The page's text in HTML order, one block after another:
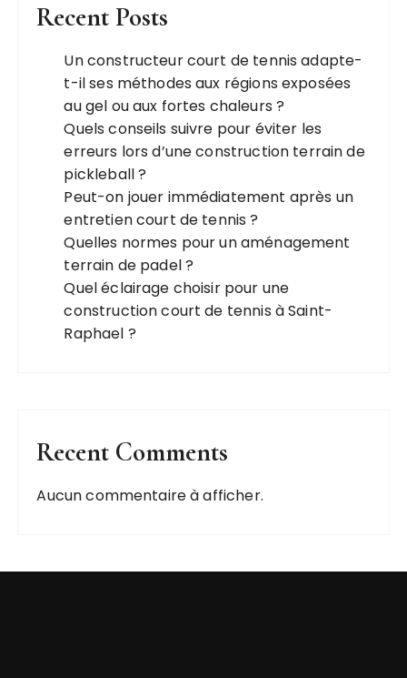
Recent Posts
Un constructeur court de tennis adapte-
t-il ses méthodes aux régions exposées
au gel ou aux fortes chaleurs ?
Quels conseils suivre pour éviter les
erreurs lors d’une construction terrain de
pickleball ?
Peut-on jouer immédiatement après un
entretien court de tennis ?
Quelles normes pour un aménagement
terrain de padel ?
Quel éclairage choisir pour une
construction court de tennis à Saint-
Raphael ?
Recent Comments
Aucun commentaire à afficher.